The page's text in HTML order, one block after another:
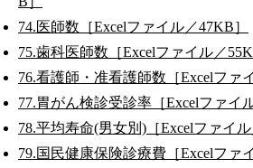
74.医師数［Excelファイル／47KB］
75.歯科医師数［Excelファイル／
76.看護師・准看護師数［Excelファ
77.胃がん検診受診率［Excelファイ
78.平均寿命(男女別)［Excelファイル
79.国民健康保険診療費［Excelファ